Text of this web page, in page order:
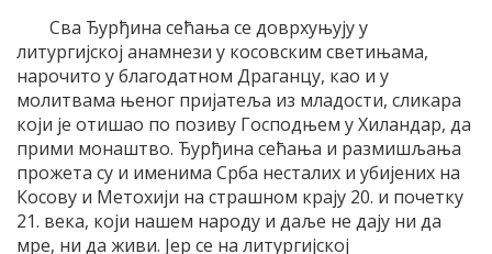
Сва Ђурђина сећања се доврхуњују у
литургијској анамнези у косовским светињама,
нарочито у благодатном Драганцу, као и у
молитвама њеног пријатеља из младости, сликара
који је отишао по позиву Господњем у Хиландар, да
прими монаштво. Ђурђина сећања и размишљања
прожета су и именима Срба несталих и убијених на
Косову и Метохији на страшном крају 20. и почетку
21. века, који нашем народу и даље не дају ни да
мре, ни да живи. Јер се на литургијској